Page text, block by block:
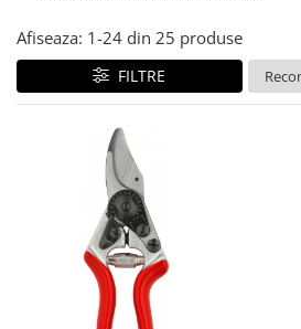
Afiseaza: 1-24 din 25 produse
FILTRE